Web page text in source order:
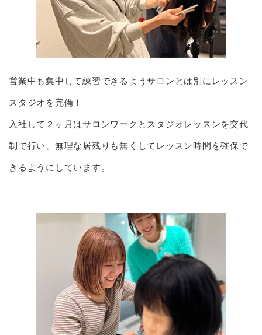
営業中も集中して練習できるようサロンとは別にレッスン
スタジオを完備！
入社して２ヶ月はサロンワークとスタジオレッスンを交代
制で行い、無理な居残りも無くしてレッスン時間を確保で
きるようにしています。